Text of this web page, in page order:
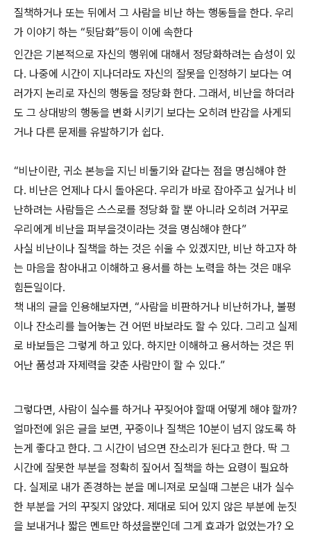
질책하거나 또는 뒤에서 그 사람을 비난 하는 행동들을 한다. 우리
가 이야기 하는 “뒷담화”등이 이에 속한다
인간은 기본적으로 자신의 행위에 대해서 정당화하려는 습성이 있
다. 나중에 시간이 지나더라도 자신의 잘못을 인정하기 보다는 여
러가지 논리로 자신의 행동을 정당화 한다. 그래서, 비난을 하더라
도 그 상대방의 행동을 변화 시키기 보다는 오히려 반감을 사게되
거나 다른 문제를 유발하기가 쉽다.
“비난이란, 귀소 본능을 지닌 비둘기와 같다는 점을 명심해야 한
다. 비난은 언제나 다시 돌아온다. 우리가 바로 잡아주고 싶거나 비
난하려는 사람들은 스스로를 정당화 할 뿐 아니라 오히려 거꾸로
우리에게 비난을 퍼부을것이라는 것을 명심해야 한다”
사실 비난이나 질책을 하는 것은 쉬울 수 있겠지만, 비난 하고자 하
는 마음을 참아내고 이해하고 용서를 하는 노력을 하는 것은 매우
힘든일이다.
책 내의 글을 인용해보자면, “사람을 비판하거나 비난허가나, 불평
이나 잔소리를 늘어놓는 건 어떤 바보라도 할 수 있다. 그리고 실제
로 바보들은 그렇게 하고 있다. 하지만 이해하고 용서하는 것은 뛰
어난 품성과 자제력을 갖춘 사람만이 할 수 있다.”
그렇다면, 사람이 실수를 하거나 꾸짖어야 할때 어떻게 해야 할까?
얼마전에 읽은 글을 보면, 꾸중이나 질책은 10분이 넘지 않도록 하
는게 좋다고 한다. 그 시간이 넘으면 잔소리가 된다고 한다. 딱 그
시간에 잘못한 부분을 정확히 짚어서 질책을 하는 요령이 필요하
다. 실제로 내가 존경하는 분을 메니져로 모실때 그분은 내가 실수
한 부분을 거의 꾸짖지 않았다. 제대로 되어 있지 않은 부분에 눈짓
을 보내거나 짧은 멘트만 하셨을뿐인데 그게 효과가 없었는가? 오